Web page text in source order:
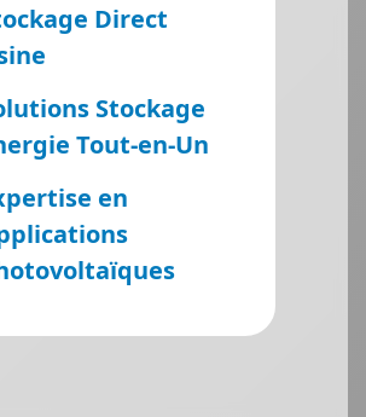
Direct
Stockage
Tout-en-Un
en